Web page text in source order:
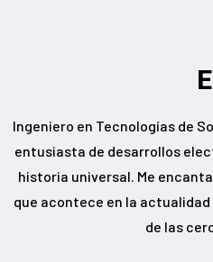
Ingeniero en Tecnologías de
entusiasta de desarrollos
historia universal. Me
que acontece en la
de las